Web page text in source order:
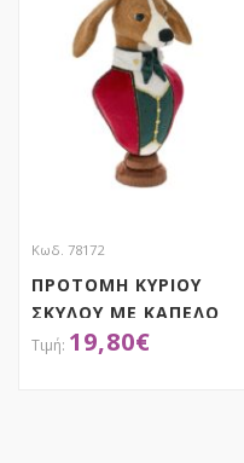
Κωδ. 78172
ΠΡΟΤΟΜΗ ΚΥΡΙΟΥ
ΣΚΥΛΟΥ ΜΕ ΚΑΠΕΛΟ
24Χ20Χ52ΕΚ
19,80€